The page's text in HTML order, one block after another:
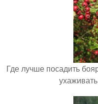
Где лучше посадить